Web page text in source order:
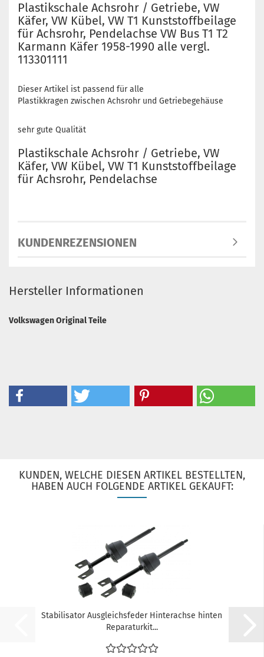
Plastikschale Achsrohr / Getriebe, VW
Käfer, VW Kübel, VW T1 Kunststoffbeilage
für Achsrohr, Pendelachse VW Bus T1 T2
Karmann Käfer 1958-1990 alle vergl.
113301111
Dieser Artikel ist passend für alle
Plastikkragen zwischen Achsrohr und Getriebegehäuse
sehr gute Qualität
Plastikschale Achsrohr / Getriebe, VW
Käfer, VW Kübel, VW T1 Kunststoffbeilage
für Achsrohr, Pendelachse
KUNDENREZENSIONEN
Hersteller Informationen
Volkswagen Original Teile
KUNDEN, WELCHE DIESEN ARTIKEL BESTELLTEN,
HABEN AUCH FOLGENDE ARTIKEL GEKAUFT:
Stabilisator Ausgleichsfeder Hinterachse hinten
Reparaturkit...